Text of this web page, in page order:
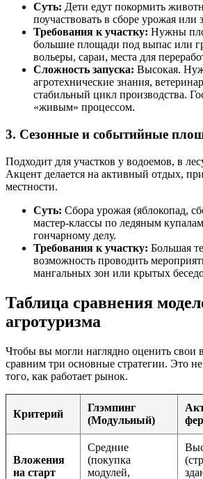
Суть: Дети едут покормить
поучаствовать в сборе урожая или
Требования к участку: Нужны
большие площади под выпас или
вольеры, сараи, места для
Сложность запуска: Высокая.
агротехнические знания,
стабильный цикл производства.
«живым» процессом.
3. Сезонные и событийные
Подходит для участков у водоемов, в
Акцент делается на активный отдых,
местности.
Суть: Сбора урожая (яблокопад,
мастер-классы по ледяным
гончарному делу.
Требования к участку: Большая
возможность проводить
мангальных зон или крытых
Таблица сравнения
агротуризма
Чтобы вы могли наглядно оценить свои
сравним три основные стратегии. Это
того, как работает рынок.
Критерий
Глэмпинг
(Модульный)
Вложения
на старт
Средние
(покупка
модулей,